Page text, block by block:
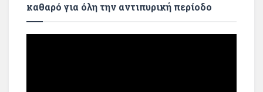
καθαρό για όλη την αντιπυρική περίοδο